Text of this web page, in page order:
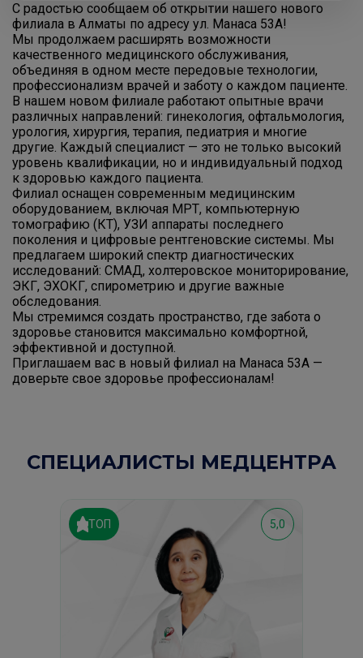
С радостью сообщаем об открытии нашего нового
филиала в Алматы по адресу ул. Манаса 53А!
Мы продолжаем расширять возможности
качественного медицинского обслуживания,
объединяя в одном месте передовые технологии,
профессионализм врачей и заботу о каждом пациенте.
В нашем новом филиале работают опытные врачи
различных направлений: гинекология, офтальмология,
урология, хирургия, терапия, педиатрия и многие
другие. Каждый специалист — это не только высокий
уровень квалификации, но и индивидуальный подход
к здоровью каждого пациента.
Филиал оснащен современным медицинским
оборудованием, включая МРТ, компьютерную
томографию (КТ), УЗИ аппараты последнего
поколения и цифровые рентгеновские системы. Мы
предлагаем широкий спектр диагностических
исследований: СМАД, холтеровское мониторирование,
ЭКГ, ЭХОКГ, спирометрию и другие важные
обследования.
Мы стремимся создать пространство, где забота о
здоровье становится максимально комфортной,
эффективной и доступной.
Приглашаем вас в новый филиал на Манаса 53А —
доверьте свое здоровье профессионалам!
CПЕЦИАЛИСТЫ МЕДЦЕНТРА
ТОП 5,0